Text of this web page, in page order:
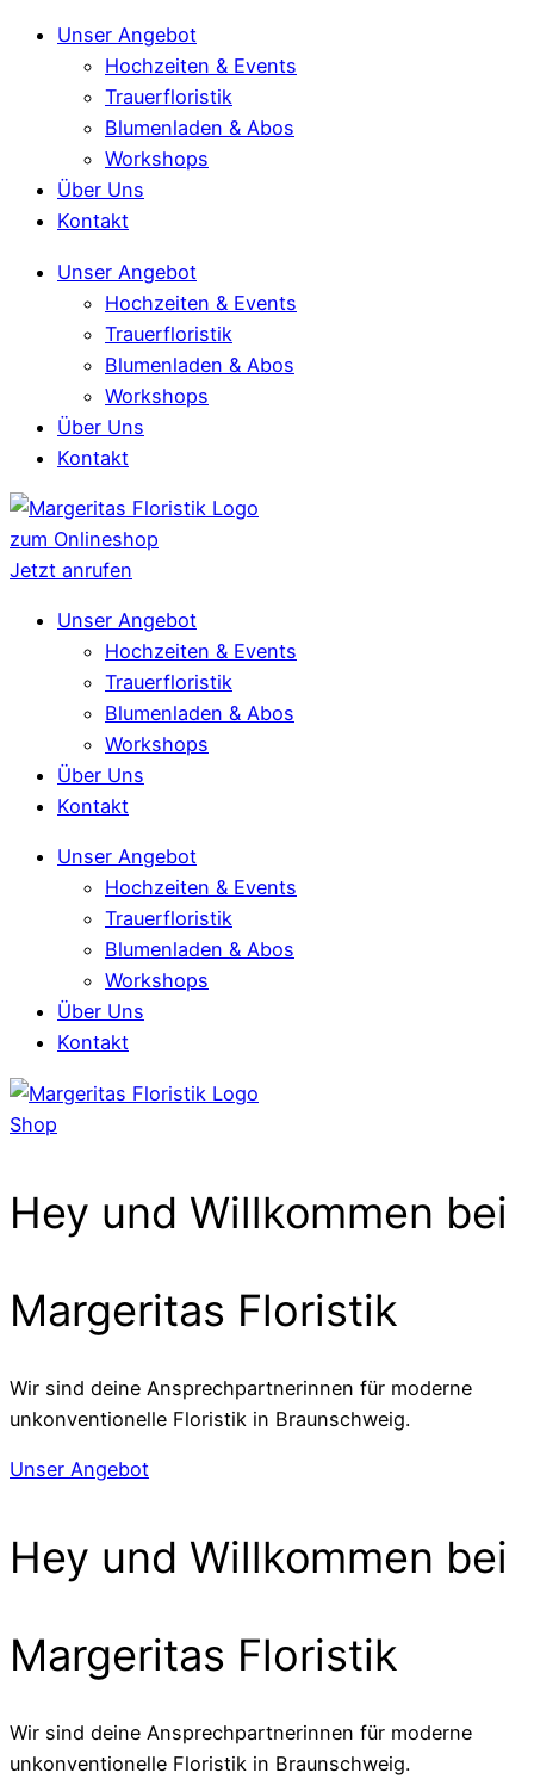
Unser Angebot
Hochzeiten & Events
Trauerfloristik
Blumenladen & Abos
Workshops
Über Uns
Kontakt
Unser Angebot
Hochzeiten & Events
Trauerfloristik
Blumenladen & Abos
Workshops
Über Uns
Kontakt
zum Onlineshop
Jetzt anrufen
Unser Angebot
Hochzeiten & Events
Trauerfloristik
Blumenladen & Abos
Workshops
Über Uns
Kontakt
Unser Angebot
Hochzeiten & Events
Trauerfloristik
Blumenladen & Abos
Workshops
Über Uns
Kontakt
Shop
Hey und Willkommen bei
Margeritas Floristik
Wir sind deine Ansprechpartnerinnen für moderne
unkonventionelle Floristik in Braunschweig.
Unser Angebot
Hey und Willkommen bei
Margeritas Floristik
Wir sind deine Ansprechpartnerinnen für moderne
unkonventionelle Floristik in Braunschweig.